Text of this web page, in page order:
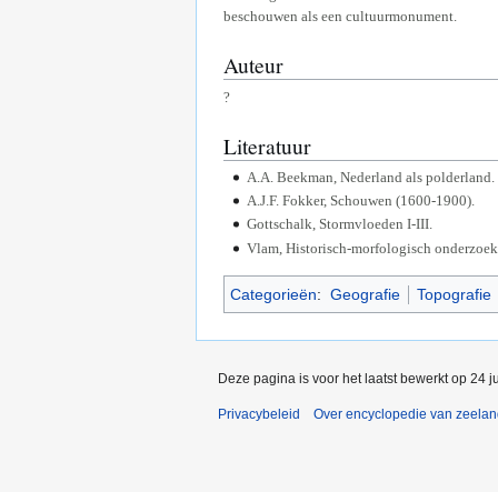
beschouwen als een cultuurmonument.
Auteur
?
Literatuur
A.A. Beekman, Nederland als polderland.
A.J.F. Fokker, Schouwen (1600-1900).
Gottschalk, Stormvloeden I-III.
Vlam, Historisch-morfologisch
Categorieën: Geografie Topografie
Deze pagina is voor het laatst bewerkt op 24
Privacybeleid Over encyclopedie van